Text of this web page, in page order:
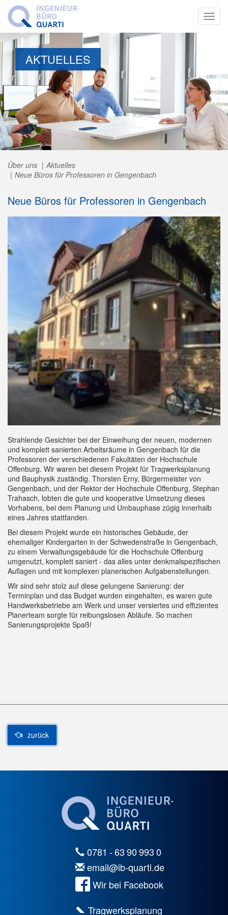
AKTUELLES
Über uns
Aktuelles
Neue Büros für Professoren in Gengenbach
Neue Büros für Professoren in Gengenbach
Strahlende Gesichter bei der Einweihung der neuen, modernen
und komplett sanierten Arbeitsräume in Gengenbach für die
Professoren der verschiedenen Fakultäten der Hochschule
Offenburg. Wir waren bei diesem Projekt für Tragwerksplanung
und Bauphysik zuständig. Thorsten Erny, Bürgermeister von
Gengenbach, und der Rektor der Hochschule Offenburg, Stephan
Trahasch, lobten die gute und kooperative Umsetzung dieses
Vorhabens, bei dem Planung und Umbauphase zügig innerhalb
eines Jahres stattfanden.
Bei diesem Projekt wurde ein historisches Gebäude, der
ehemaliger Kindergarten in der Schwedenstraße in Gengenbach,
zu einem Verwaltungsgebäude für die Hochschule Offenburg
umgenutzt, komplett saniert - das alles unter denkmalspezifischen
Auflagen und mit komplexen planerischen Aufgabenstellungen.
Wir sind sehr stolz auf diese gelungene Sanierung: der
Terminplan und das Budget wurden eingehalten, es waren gute
Handwerksbetriebe am Werk und unser versiertes und effizientes
Planerteam sorgte für reibungslosen Abläufe. So machen
Sanierungsprojekte Spaß!
zurück
0781 - 63 90 993 0
email@ib-quarti.de
Wir bei Facebook
Tragwerksplanung